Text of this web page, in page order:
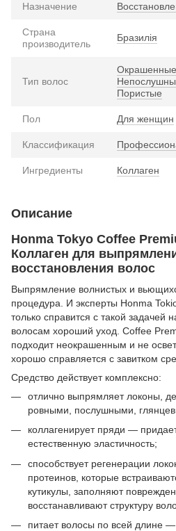
Назначение
Страна
производитель
Бразилія
Тип волос
Окрашенные
Пористые
Пол Для женщин
Классификация
Ингредиенты Коллаген
Описание
Honma Tokyo Coffee
Коллаген для
восстановления волос
Выпрямление волнистых и
процедура. И эксперты Honma
только справится с такой задачей
волосам хороший уход. Coffee
подходит неокрашенным и не
хорошо справляется с завитком
Средство действует комплексно:
отлично выпрямляет локоны,
ровными, послушными,
коллагенирует пряди —
естественную эластичность;
способствует регенерации
протеинов, которые
кутикулы, заполняют
восстанавливают структуру
питает волосы по всей длине